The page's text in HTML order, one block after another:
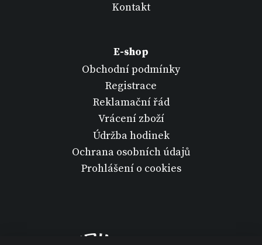
Kontakt
E-shop
Obchodní podmínky
Registrace
Reklamační řád
Vrácení zboží
Údržba hodinek
Ochrana osobních údajů
Prohlášení o cookies